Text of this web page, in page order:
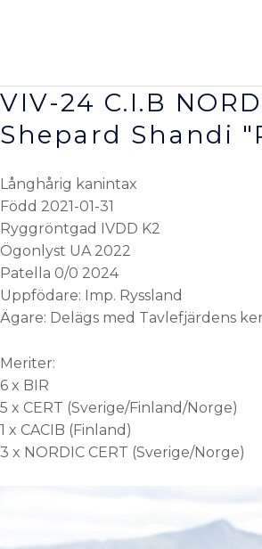
VIV-24 C.I.B
Shepard Shandi
Långhårig kanintax
Född 2021-01-31
Ryggröntgad IVDD K2
Ögonlyst UA 2022
Patella 0/0 2024
Uppfödare: Imp. Ryssland
Ägare: Delägs med Tavlefjärdens
Meriter:
6 x BIR
5 x CERT (Sverige/Finland/Norge)
1 x CACIB (Finland)
3 x NORDIC CERT (Sverige/Norge)